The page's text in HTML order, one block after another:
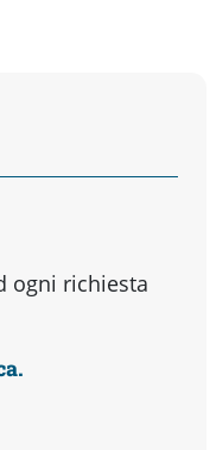
ogni richiesta